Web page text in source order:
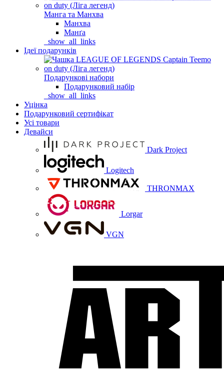
Манга та Манхва
Манхва
Манґа
_show_all_links
Ідеї подарунків
Подарункові набори
Подарунковий набір
_show_all_links
Уцінка
Подарунковий сертифікат
Усі товари
Девайси
Dark Project
Logitech
THRONMAX
Lorgar
VGN